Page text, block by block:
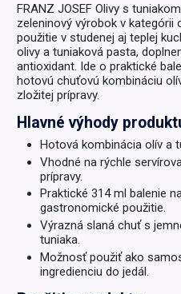
FRANZ JOSEF Olivy s
zeleninový výrobok v kategórii
použitie v studenej aj teplej
olivy a tuniaková pasta,
antioxidant. Ide o praktické
hotovú chuťovú kombináciu
zložitej prípravy.
Hlavné výhody
Hotová kombinácia olív a
Vhodné na rýchle
prípravy.
Praktické 314 ml balenie
gastronomické použitie.
Výrazná slaná chuť s
tuniaka.
Možnosť použiť ako
ingredienciu do jedál.